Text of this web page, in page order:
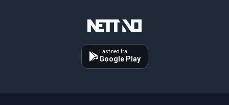
Last ned fra
Google Play